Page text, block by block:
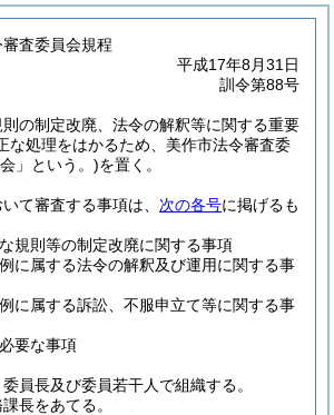
査委員会規程
平成17年8月31日
訓令第88号
の制定改廃、法令の解釈等に関する重要
な処理をはかるため、美作市法令審査委
」という。)を置く。
て審査する事項は、 次の各号に掲げるも
規則等の制定改廃に関する事項
に属する法令の解釈及び運用に関する事
に属する訴訟、不服申立て等に関する事
要な事項
員長及び委員若干人で組織する。
長をあてる。